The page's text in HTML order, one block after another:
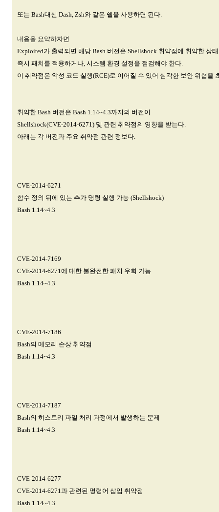
또는 Bash대신 Dash, Zsh와 같은 쉘을 사용하면 된다.
내용을 요약하자면
Exploited가 출력되면 해당 Bash 버전은 Shellshock 취약점에 취약한 상
즉시 패치를 적용하거나, 시스템 환경 설정을 점검해야 한다.
이 취약점은 악성 코드 실행(RCE)로 이어질 수 있어 심각한 보안 위협을
취약한 Bash 버전은 Bash 1.14~4.3까지의 버전이
Shellshock(CVE-2014-6271) 및 관련 취약점의 영향을 받는다.
아래는 각 버전과 주요 취약점 관련 정보다.
CVE-2014-6271
함수 정의 뒤에 있는 추가 명령 실행 가능 (Shellshock)
Bash 1.14~4.3
CVE-2014-7169
CVE-2014-6271에 대한 불완전한 패치 우회 가능
Bash 1.14~4.3
CVE-2014-7186
Bash의 메모리 손상 취약점
Bash 1.14~4.3
CVE-2014-7187
Bash의 히스토리 파일 처리 과정에서 발생하는 문제
Bash 1.14~4.3
CVE-2014-6277
CVE-2014-6271과 관련된 명령어 삽입 취약점
Bash 1.14~4.3